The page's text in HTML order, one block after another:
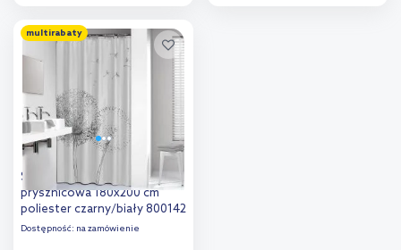
Dodaj do
porównania
multirabaty
Sealskin Flow zasłona
prysznicowa 180x200 cm
poliester czarny/biały 800142
Dostępność: na zamówienie